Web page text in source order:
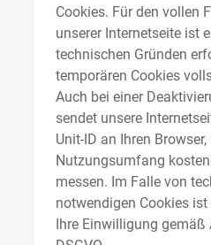
Cookies. Für den vollen
unserer Internetseite ist
technischen Gründen
temporären Cookies
Auch bei einer
sendet unsere
Unit-ID an Ihren
Nutzungsumfang
messen. Im Falle von
notwendigen Cookies
Ihre Einwilligung gemäß